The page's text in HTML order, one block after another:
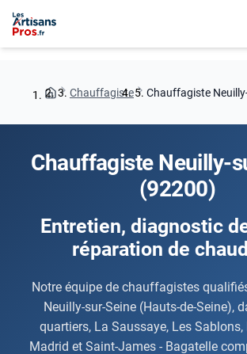
Chauffagiste Chauffagiste
Chauffagiste Neuilly-
(92200)
Entretien, diagnostic
réparation de
Notre équipe de chauffagistes
Neuilly-sur-Seine (Hauts-de-Seine),
quartiers, La Saussaye, Les
Madrid et Saint-James - Bagatelle